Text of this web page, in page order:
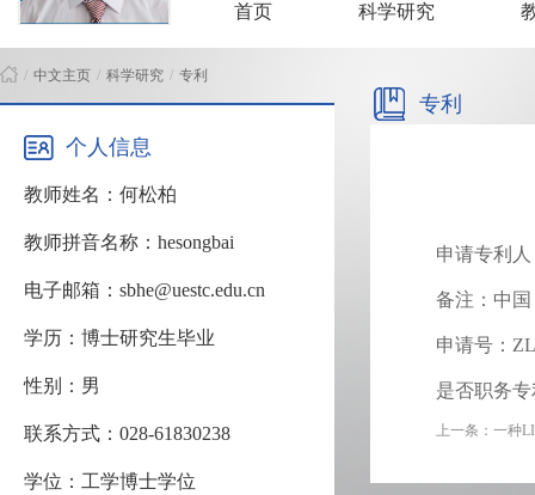
首页 科学研究
/ 中文主页 / 科学研究 / 专利
个人信息
教师姓名：何松柏
教师拼音名称：hesongbai
电子邮箱：sbhe@uestc.edu.cn
学历：博士研究生毕业
性别：男
联系方式：028-61830238
学位：工学博士学位
专利
申请专利
备注：中
申请号：
是否职务
上一条： 一种